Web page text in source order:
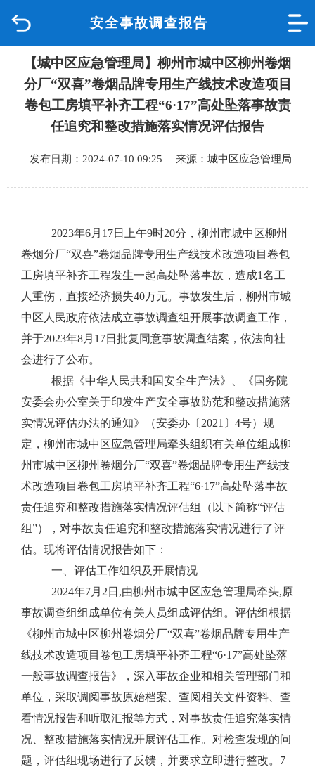
安全事故调查报告
品质城中
新闻中心
数据专题
【城中区应急管理局】柳州市城中区柳州卷烟
分厂“双喜”卷烟品牌专用生产线技术改造项目
卷包工房填平补齐工程“6·17”高处坠落事故责
任追究和整改措施落实情况评估报告
发布日期：2024-07-10 09:25 来源：城中区应急管理局
2023年6月 17日上午9时20分，柳州市城中区柳州
卷烟分厂“双喜”卷烟品牌专用生产线技术改造项目卷包
工房填平补齐工程发生一起高处坠落事故，造成1名工
人重伤，直接经济损失40万元。事故发生后，柳州市城
中区人民政府依法成立事故调查组开展事故调查工作，
并于2023年8月 17日批复同意事故调查结案，依法向社
会进行了公布。
根据《中华人民共和国安全生产法》、《国务院
安委会办公室关于印发生产安全事故防范和整改措施落
实情况评估办法的通知》（安委办〔 2021 〕 4号）规
定，柳州市城中区应急管理局牵头组织有关单位组成柳
州市城中区柳州卷烟分厂“双喜”卷烟品牌专用生产线技
术改造项目卷包工房填平补齐工程“6·17”高处坠落事故
责任追究和整改措施落实情况评估组（以下简称“评估
组”），对事故责任追究和整改措施落实情况进行了评
估。现将评估情况报告如下：
一、评估工作组织及开展情况
2024年7月 2 日,由柳州市城中区应急管理局牵头,原
事故调查组组成单位有关人员组成评估组。评估组根据
《柳州市城中区柳州卷烟分厂“双喜”卷烟品牌专用生产
线技术改造项目卷包工房填平补齐工程“6·17”高处坠落
一般事故调查报告》，深入事故企业和相关管理部门和
单位，采取调阅事故原始档案、查阅相关文件资料、查
看情况报告和听取汇报等方式，对事故责任追究落实情
况、整改措施落实情况开展评估工作。对检查发现的问
题，评估组现场进行了反馈，并要求立即进行整改。 7